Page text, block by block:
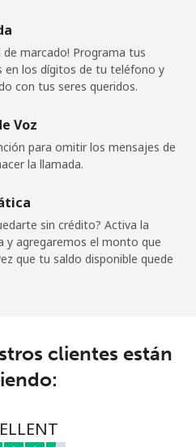
20 min por ⁦$5⁩ -
10 min por ⁦$5⁩
de marcado! Programa tus
en los dígitos de tu teléfono y
con tus seres queridos.
Voz
para omitir los mensajes de
la llamada.
sin crédito? Activa la
y agregaremos el monto que
que tu saldo disponible quede
clientes están